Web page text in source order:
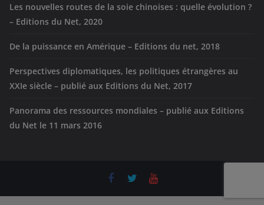
Les nouvelles routes de la soie chinoises : quelle évolution ?
– Editions du Net, 2020
De la puissance en Amérique – Editions du net, 2018
Perspectives diplomatiques, les politiques étrangères au
XXIe siècle – publié aux Editions du Net, 2017
Panorama des ressources mondiales – publié aux Editions
du Net le 11 mars 2016